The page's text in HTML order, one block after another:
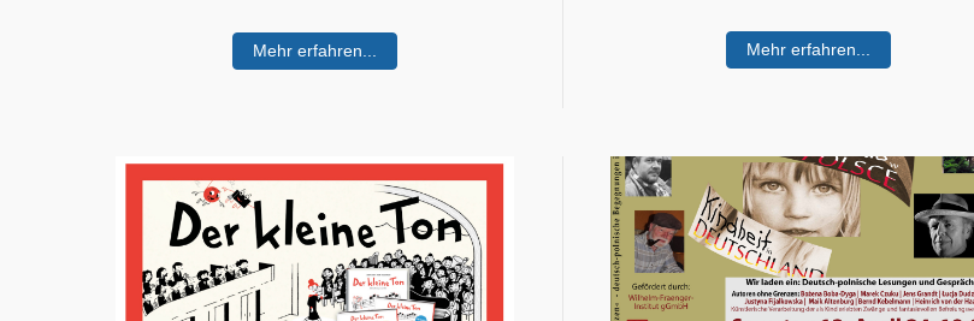
Mehr erfahren... Mehr erfahren...